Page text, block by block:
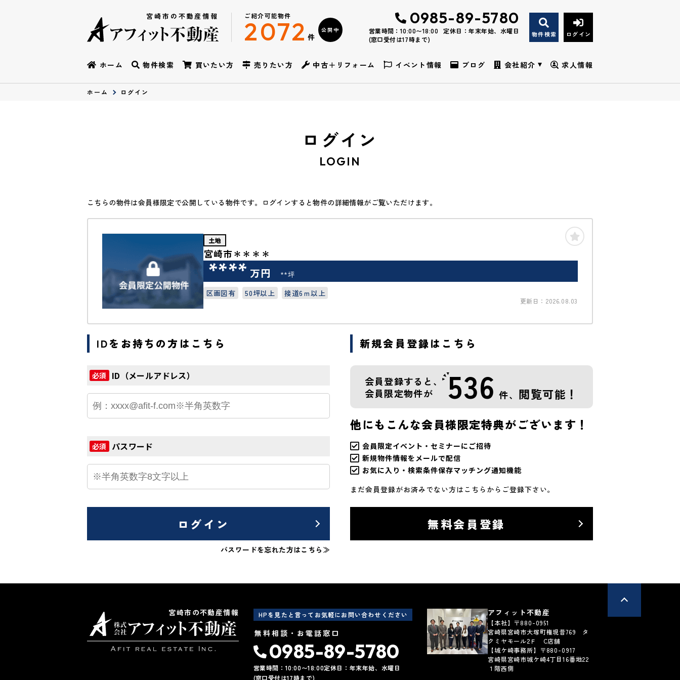
ご紹介可能物件
2072件
公開中
宮崎市の不動産情報 0985-89-5780
営業時間：10:00〜18:00
定休日：年末年始、水曜日
(窓口受付は17時まで)
物件検索 ログイン
ホーム 物件検索 買いたい方 売りたい方 中古＋リフォーム イベント情報 ブログ 会社紹介 求人情報
ホーム ログイン
ログイン
LOGIN
こちらの物件は会員様限定で公開している物件です。ログインすると物件の詳細情報がご覧いただけます。
土地
宮崎市＊＊＊＊
**** 万円
**坪
区画図有
50坪以上 接道6ｍ以上
更新日：2026.08.03
IDをお持ちの方はこちら
必須 ID（メールアドレス）
必須 パスワード
ログイン
パスワードを忘れた方はこちら≫
新規会員登録はこちら
会員登録すると、
会員限定物件が
536 件、 閲覧可能！
他にもこんな会員様限定特典がございます！
会員限定イベント・セミナーにご招待
新規物件情報をメールで配信
お気に入り・検索条件保存マッチング通知機能
まだ会員登録がお済みでない方はこちらからご登録下さい。
無料会員登録
宮崎市の不動産情報 HPを見たと言ってお気軽にお問い合わせください
無料相談・お電話窓口
0985-89-5780
営業時間：10:00〜18:00定休日：年末年始、水曜日
(窓口受付は17時まで)
アフィット不動産
【本社】〒880-0951
宮崎県宮崎市大塚町権現昔769 タ
クミヤモール2Ｆ C店舗
【城ケ崎事務所】〒880-0917
宮崎県宮崎市城ケ崎4丁目16番地22
１階西側